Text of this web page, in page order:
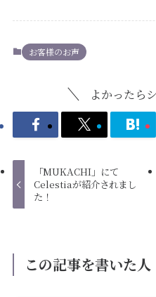
お客様のお声
よかったら
「MUKACHI」にて
Celestiaが紹介されまし
た！
この記事を書いた人